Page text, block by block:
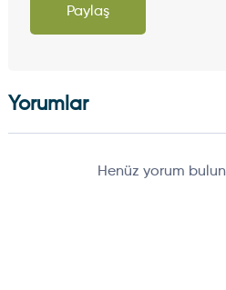
Paylaş
Yorumlar
Henüz yorum